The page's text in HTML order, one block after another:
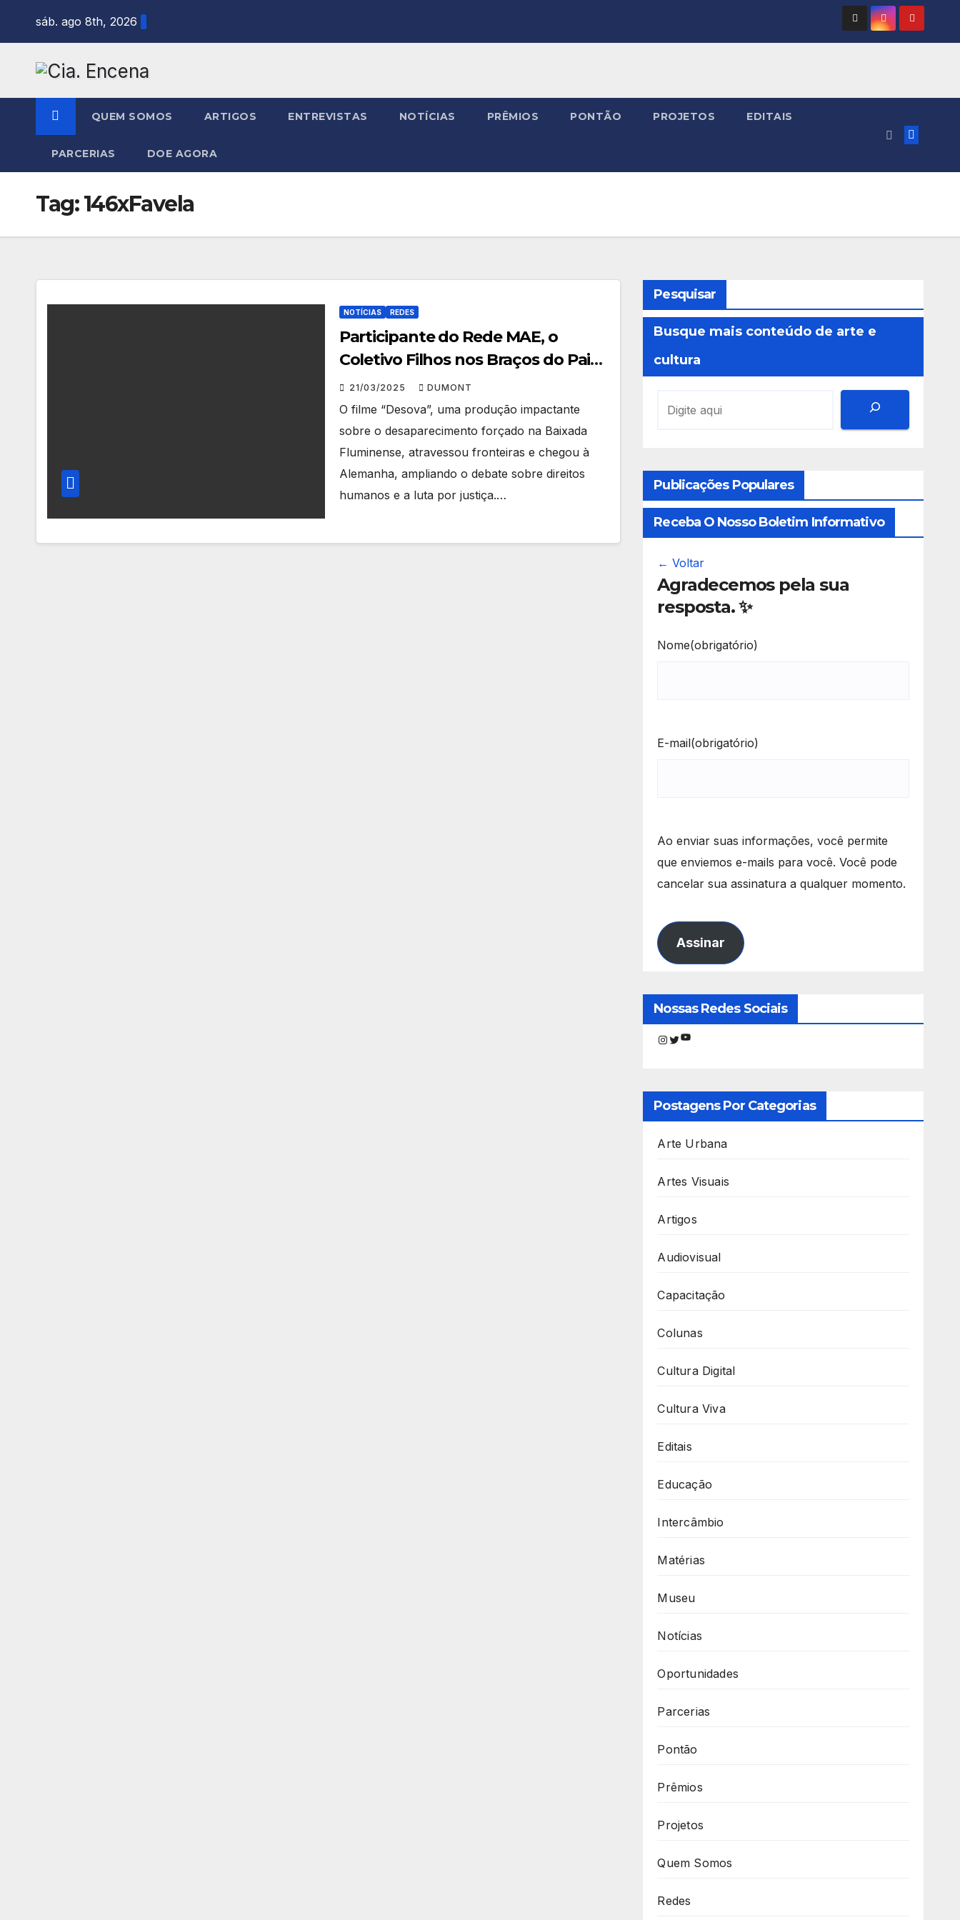
sáb. ago 8th, 2026
QUEM SOMOS ARTIGOS ENTREVISTAS NOTÍCIAS PRÊMIOS PONTÃO PROJETOS EDITAIS
PARCERIAS DOE AGORA
Tag:146xFavela
NOTÍCIAS REDES
Participante do Rede MAE, o
Coletivo Filhos nos Braços do Pai
Leva Voz das Mães Enlutadas à
Alemanha
21/03/2025 DUMONT
O filme “Desova”, uma produção impactante
sobre o desaparecimento forçado na Baixada
Fluminense, atravessou fronteiras e chegou à
Alemanha, ampliando o debate sobre direitos
humanos e a luta por justiça.…
Pesquisar
Busque mais conteúdo de arte e
cultura
Publicações Populares
Receba O Nosso Boletim Informativo
← Voltar
Agradecemos pela sua
resposta. ✨
Nome(obrigatório)
E-mail(obrigatório)
Ao enviar suas informações, você permite
que enviemos e-mails para você. Você pode
cancelar sua assinatura a qualquer momento.
Assinar
Nossas Redes Sociais
Instagram
Twitter
Youtube
Postagens Por Categorias
Arte Urbana
Artes Visuais
Artigos
Audiovisual
Capacitação
Colunas
Cultura Digital
Cultura Viva
Editais
Educação
Intercâmbio
Matérias
Museu
Notícias
Oportunidades
Parcerias
Pontão
Prêmios
Projetos
Quem Somos
Redes